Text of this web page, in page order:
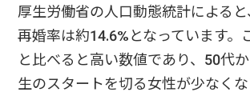
厚生労働省の人口動態統計による
再婚率は約14.6%となっています。
と比べると高い数値であり、50代
生のスタートを切る女性が少なく